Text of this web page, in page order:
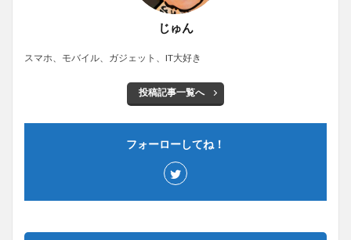
じゅん
スマホ、モバイル、ガジェット、IT大好き
投稿記事一覧へ
フォーローしてね！